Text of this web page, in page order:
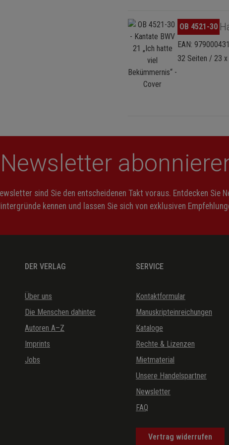
Bildergalerie überspringen
OB 4521-30
EAN:
32 Seiten / 23
Newsletter
sind Sie den entscheidenen Takt voraus. Entdecken Sie
kennen und lassen Sie sich von exklusiven
DER VERLAG
Über uns
Die Menschen dahinter
Autoren A–Z
Imprints
Jobs
SERVICE
Kontaktformular
Manuskripteinreichungen
Kataloge
Rechte & Lizenzen
Mietmaterial
Unsere Handelspartner
Newsletter
FAQ
Vertrag widerrufen